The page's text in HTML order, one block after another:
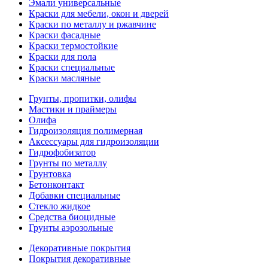
Эмали универсальные
Краски для мебели, окон и дверей
Краски по металлу и ржавчине
Краски фасадные
Краски термостойкие
Краски для пола
Краски специальные
Краски масляные
Грунты, пропитки, олифы
Мастики и праймеры
Олифа
Гидроизоляция полимерная
Аксессуары для гидроизоляции
Гидрофобизатор
Грунты по металлу
Грунтовка
Бетонконтакт
Добавки специальные
Стекло жидкое
Средства биоцидные
Грунты аэрозольные
Декоративные покрытия
Покрытия декоративные